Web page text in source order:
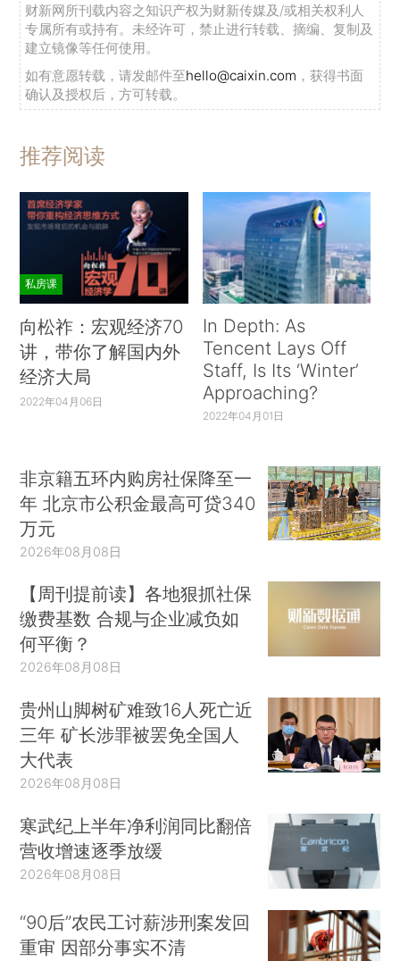
财新网所刊载内容之知识产权为财新传媒及/或相关权利人
专属所有或持有。未经许可，禁止进行转载、摘编、复制及
建立镜像等任何使用。
如有意愿转载，请发邮件至hello@caixin.com ，获得书面
确认及授权后，方可转载。
推荐阅读
私房课
向松祚：宏观经济70
讲，带你了解国内外
经济大局
2022年04月06日
In Depth: As
Tencent Lays Off
Staff, Is Its ‘Winter’
Approaching?
2022年04月01日
非京籍五环内购房社保降至一
年 北京市公积金最高可贷340
万元
2026年08月08日
【周刊提前读】各地狠抓社保
缴费基数 合规与企业减负如
何平衡？
2026年08月08日
贵州山脚树矿难致16人死亡近
三年 矿长涉罪被罢免全国人
大代表
2026年08月08日
寒武纪上半年净利润同比翻倍
营收增速逐季放缓
2026年08月08日
“90后”农民工讨薪涉刑案发回
重审 因部分事实不清